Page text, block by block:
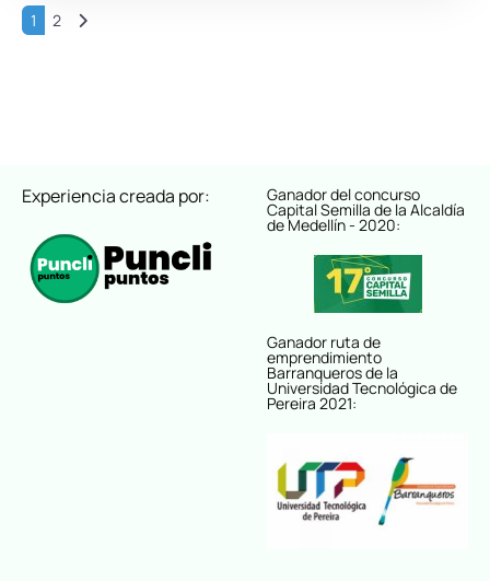
1 2 Entradas anteriores
Experiencia creada por: Ganador del concurso
Capital Semilla de la Alcaldía
de Medellín - 2020:
Ganador ruta de
emprendimiento
Barranqueros de la
Universidad Tecnológica de
Pereira 2021: